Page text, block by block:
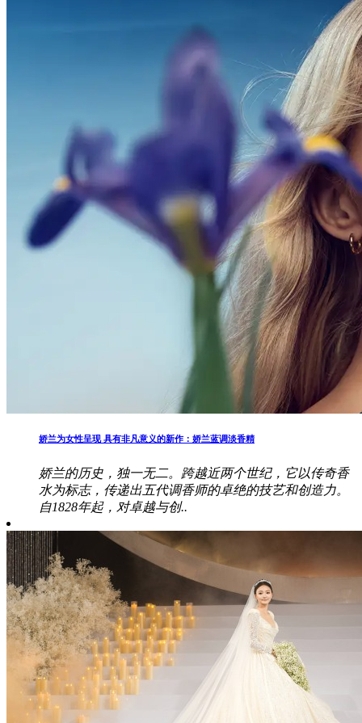
娇兰为女性呈现 具有非凡意义的新作：娇兰蓝调淡香精
娇兰的历史，独一无二。跨越近两个世纪，它以传奇香
水为标志，传递出五代调香师的卓绝的技艺和创造力。
自1828年起，对卓越与创..